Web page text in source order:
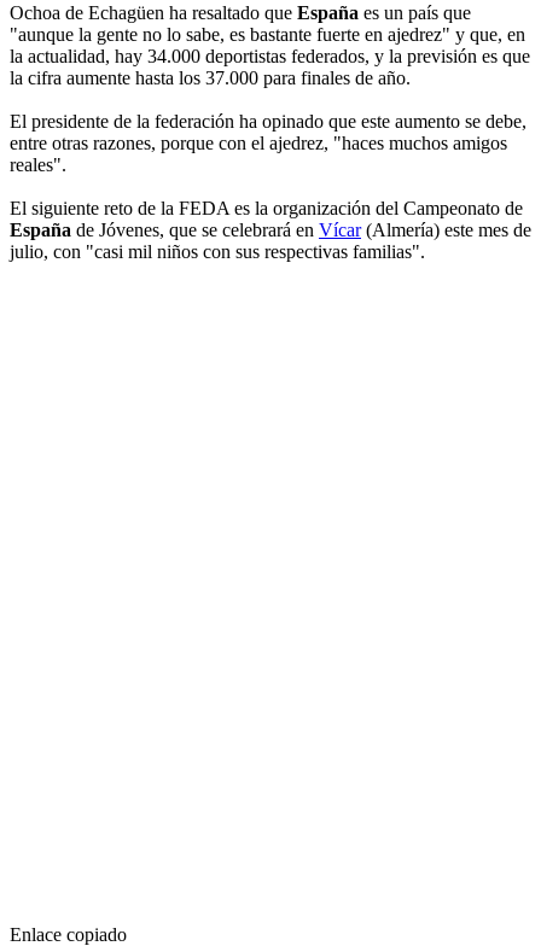
Ochoa de Echagüen ha resaltado que España es un país que
"aunque la gente no lo sabe, es bastante fuerte en ajedrez" y que, en
la actualidad, hay 34.000 deportistas federados, y la previsión es que
la cifra aumente hasta los 37.000 para finales de año.
El presidente de la federación ha opinado que este aumento se debe,
entre otras razones, porque con el ajedrez, "haces muchos amigos
reales".
El siguiente reto de la FEDA es la organización del Campeonato de
España de Jóvenes, que se celebrará en Vícar(Almería) este mes de
julio, con "casi mil niños con sus respectivas familias".
Enlace copiado